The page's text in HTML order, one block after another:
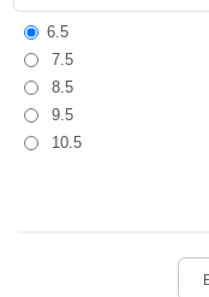
6.5
7.5
8.5
9.5
10.5